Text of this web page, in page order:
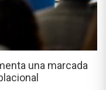
una marcada